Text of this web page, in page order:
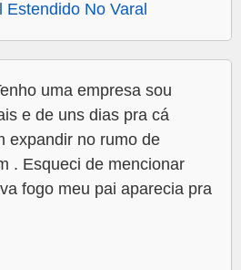
Estendido No Varal
uma empresa sou
e de uns dias pra cá
expandir no rumo de
. Esqueci de mencionar
fogo meu pai aparecia pra